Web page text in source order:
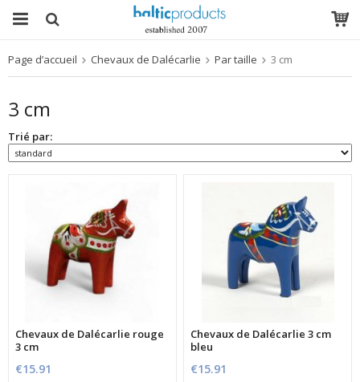
Page d’accueil Chevaux de Dalécarlie Par taille 3 cm
3 cm
Trié par:
Chevaux de Dalécarlie rouge
3 cm
€15.91
Chevaux de Dalécarlie 3 cm
bleu
€15.91